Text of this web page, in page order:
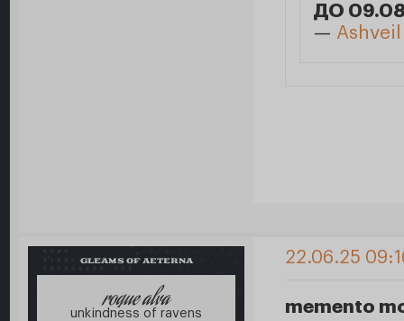
ДО 09.08
— Ashveil
GLEAMS OF AETERNA
roque alva
unkindness of ravens
22.06.25
memento